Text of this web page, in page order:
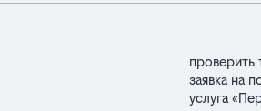
проверить
заявка на
услуга